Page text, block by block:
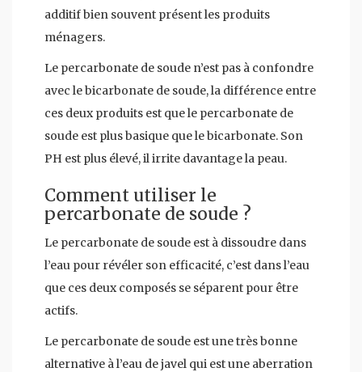
additif bien souvent présent les produits
ménagers.
Le percarbonate de soude n’est pas à confondre
avec le bicarbonate de soude, la différence entre
ces deux produits est que le percarbonate de
soude est plus basique que le bicarbonate. Son
PH est plus élevé, il irrite davantage la peau.
Comment utiliser le
percarbonate de soude ?
Le percarbonate de soude est à dissoudre dans
l’eau pour révéler son efficacité, c’est dans l’eau
que ces deux composés se séparent pour être
actifs.
Le percarbonate de soude est une très bonne
alternative à l’eau de javel qui est une aberration